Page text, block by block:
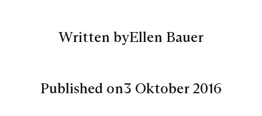
Written byEllen Bauer
Published on3 Oktober 2016